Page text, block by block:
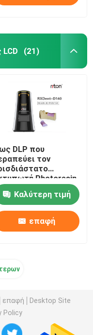
(21)
220V
DLP που
τον
Photoresin
ταχύτητας για
πρότυπη
Καλύτερη τιμή
επαφή
επαφή
Desktop Site
Policy